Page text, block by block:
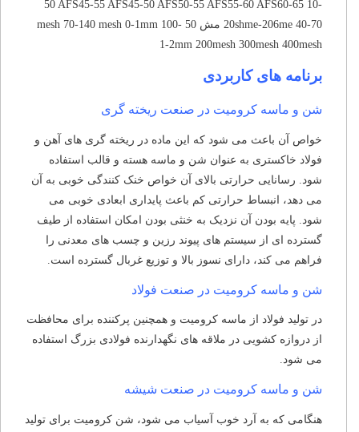
50 AFS45-55 AFS45-50 AFS50-55 AFS55-60 AFS60-65 10-
20shme-206me 40-70 مش 50 -100 mesh 70-140 mesh 0-1mm
1-2mm 200mesh 300mesh 400mesh
برنامه های کاربردی
شن و ماسه کرومیت در صنعت ریخته گری
خواص آن باعث می شود که این ماده در ریخته گری های آهن و
فولاد خاکستری به عنوان شن و ماسه هسته و قالب استفاده
شود. رسانایی حرارتی بالای آن خواص خنک کنندگی خوبی به آن
می دهد، انبساط حرارتی کم باعث پایداری ابعادی خوبی می
شود. پایه بودن آن نزدیک به خنثی بودن امکان استفاده از طیف
گسترده ای از سیستم های پیوند رزین و چسب های معدنی را
فراهم می کند، دارای نسوز بالا و توزیع غربال گسترده است.
شن و ماسه کرومیت در صنعت فولاد
در تولید فولاد از ماسه کرومیت و همچنین پرکننده برای محافظت
از دروازه کشویی در ملاقه های نگهدارنده فولادی بزرگ استفاده
می شود.
شن و ماسه کرومیت در صنعت شیشه
هنگامی که به آرد خوب آسیاب می شود، شن کرومیت برای تولید